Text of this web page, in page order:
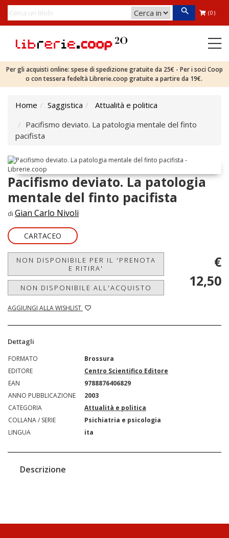
(0)
Per gli acquisti online: spese di spedizione gratuite da 25€ - Per i soci Coop
o con tessera fedeltà Librerie.coop gratuite a partire da 19€.
Home Saggistica
Attualità e politica
Pacifismo deviato. La patologia mentale del finto
pacifista
Pacifismo deviato. La patologia
mentale del finto pacifista
di Gian Carlo Nivoli
CARTACEO
NON DISPONIBILE PER IL 'PRENOTA
E RITIRA'
NON DISPONIBILE ALL'ACQUISTO
AGGIUNGI ALLA WISHLIST
€
12,50
Dettagli
FORMATO
Brossura
EDITORE
Centro Scientifico Editore
EAN
9788876406829
ANNO PUBBLICAZIONE
2003
CATEGORIA
Attualità e politica
COLLANA / SERIE
Psichiatria e psicologia
LINGUA
ita
Descrizione